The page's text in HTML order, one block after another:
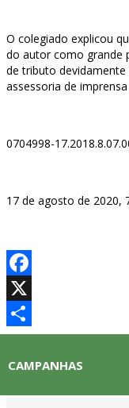
O colegiado explicou
do autor como grande
de tributo
assessoria de imprensa
0704998-
17 de agosto de 2020,
Facebook
X
Share
CAMPANHAS